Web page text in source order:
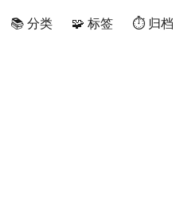
📚 分类 🧩 标签 ⏱ 归档